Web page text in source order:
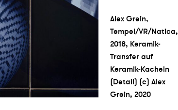
Alex Grein,
Tempel/VR/Natica,
2018, Keramik-
Transfer auf
Keramik-Kacheln
(Detail) (c) Alex
Grein, 2020